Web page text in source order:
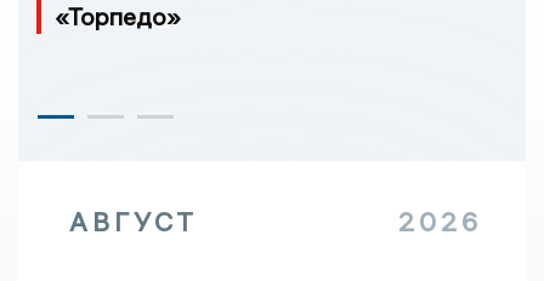
«Торпедо»
АВГУСТ 2026